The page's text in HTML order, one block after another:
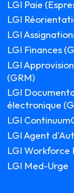
LGI Paie
LGI
LGI
LGI Finances
LGI
(GRM)
LGI
électronique
LGI
LGI Agent
LGI Workforce
LGI Med-Urge